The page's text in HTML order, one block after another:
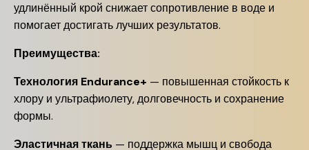
удлинённый крой снижает сопротивление в воде и
помогает достигать лучших результатов.
Преимущества:
Технология Endurance+ — повышенная стойкость к
хлору и ультрафиолету, долговечность и сохранение
формы.
Эластичная ткань — поддержка мышц и свобода